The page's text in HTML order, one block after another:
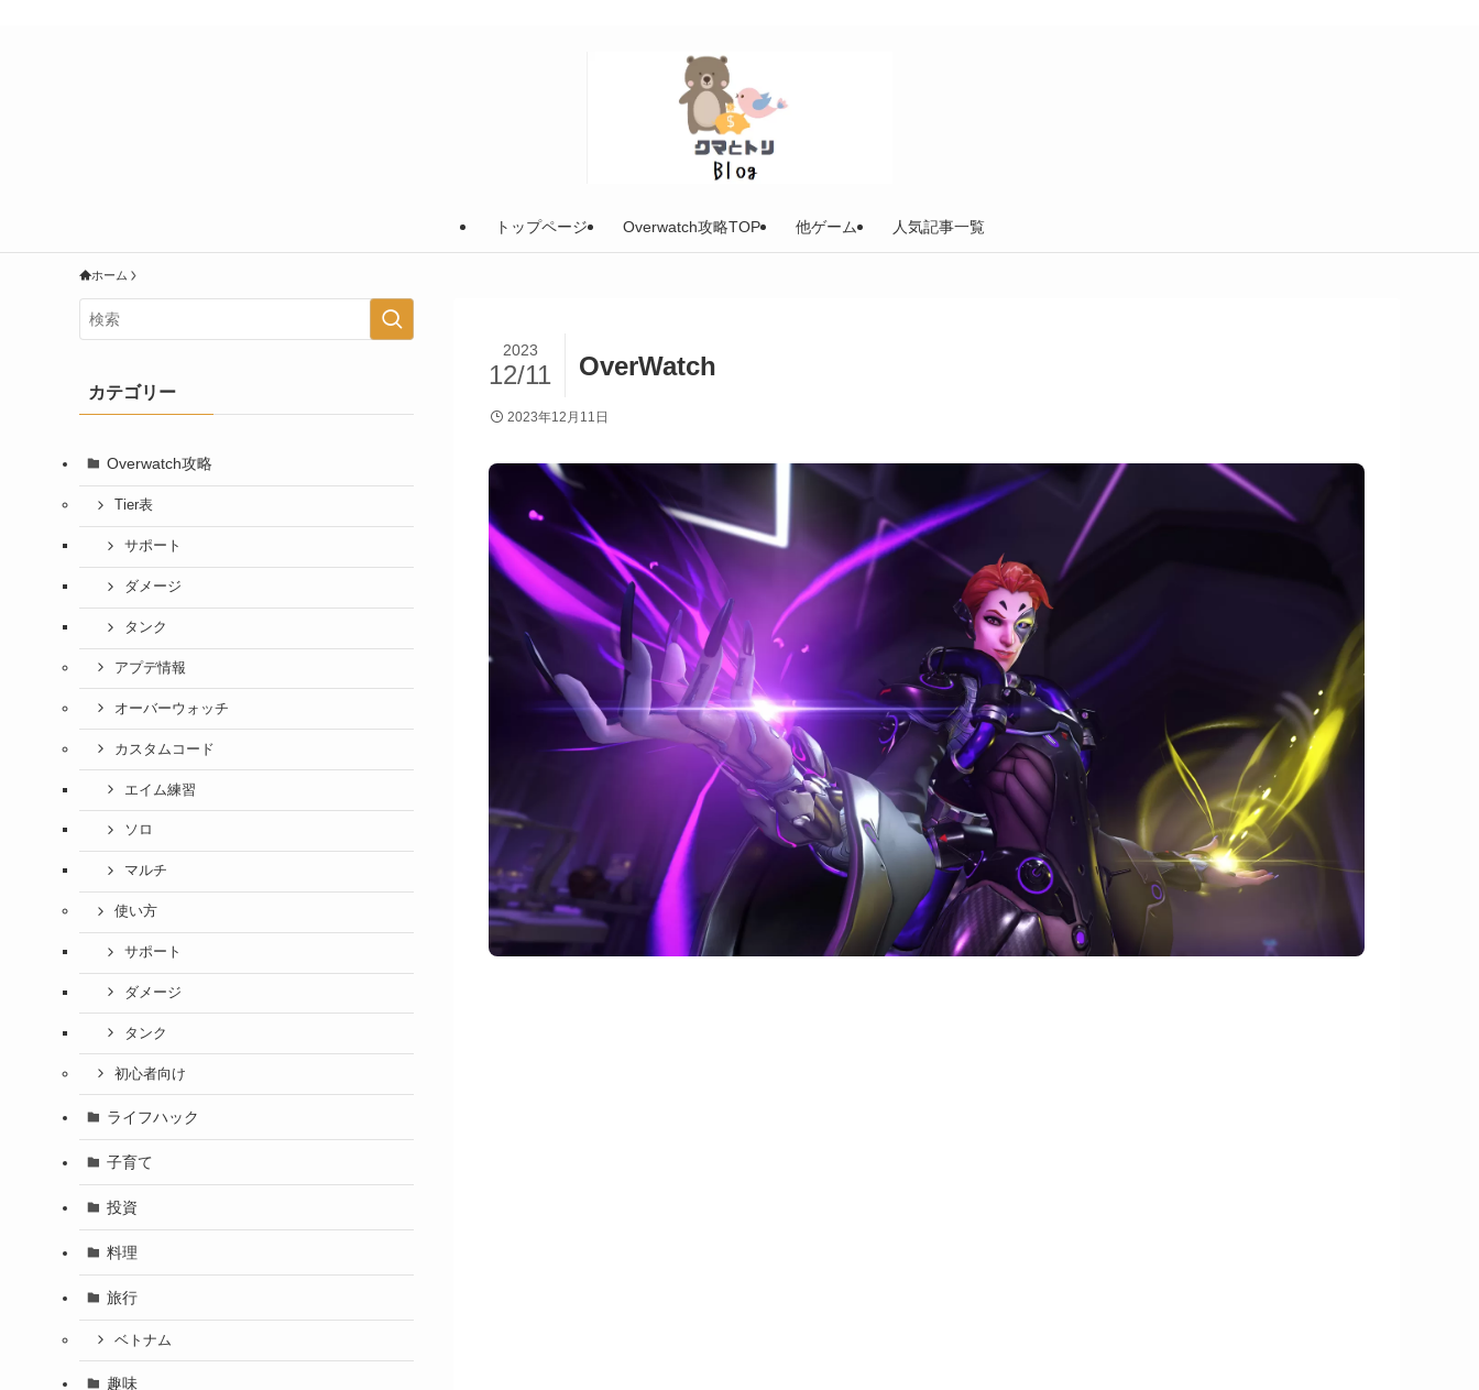
トップページ Overwatch攻略TOP 他ゲーム 人気記事一覧
ホーム
OverWatch
2023
12/11
2023年12月11日
カテゴリー
Overwatch攻略
Tier表
サポート
ダメージ
タンク
アプデ情報
オーバーウォッチ
カスタムコード
エイム練習
ソロ
マルチ
使い方
サポート
ダメージ
タンク
初心者向け
ライフハック
子育て
投資
料理
旅行
ベトナム
趣味